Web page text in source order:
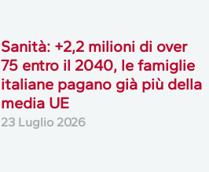
Sanità: +2,2 milioni di over
75 entro il 2040, le famiglie
italiane pagano già più della
media UE
23 Luglio 2026